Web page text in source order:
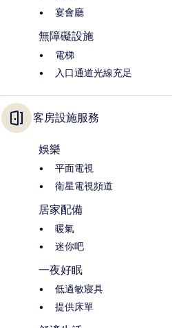
宴會廳
無障礙設施
電梯
入口通道光線充足
客房設施服務
娛樂
平面電視
衛星電視頻道
居家配備
暖氣
迷你吧
一夜好眠
低過敏寢具
提供床單